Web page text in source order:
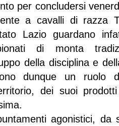
per concludersi
a cavalli di razza
Lazio guardano
di monta
della disciplina e
dunque un ruolo
dei suoi
agonistici, da